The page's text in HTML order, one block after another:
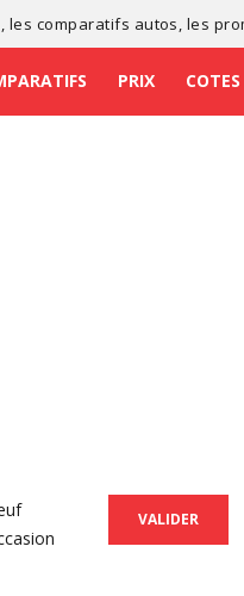
, les comparatifs autos , les
PRIX COTES
VALIDER